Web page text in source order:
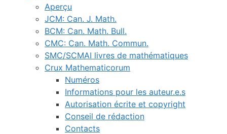
Aperçu
JCM: Can. J. Math.
BCM: Can. Math. Bull.
CMC: Can. Math. Commun.
SMC/SCMAI livres de mathématiques
Crux Mathematicorum
Numéros
Informations pour les auteur.e.s
Autorisation écrite et copyright
Conseil de rédaction
Contacts